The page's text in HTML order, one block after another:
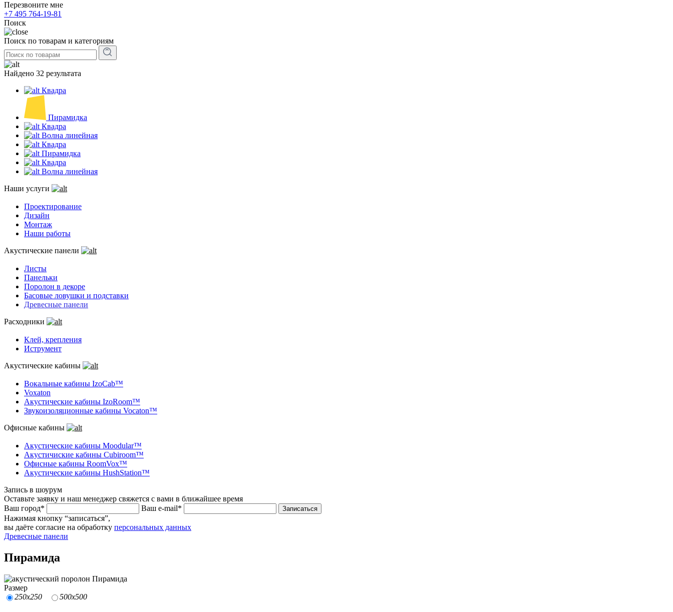
Перезвоните мне
+7 495 764-19-81
Поиск
Поиск по товарам и категориям
Найдено 32 результата
Квадра
Пирамидка
Квадра
Волна линейная
Квадра
Пирамидка
Квадра
Волна линейная
Наши услуги
Проектирование
Дизайн
Монтаж
Наши работы
Акустические панели
Листы
Панельки
Поролон в декоре
Басовые ловушки и подставки
Древесные панели
Расходники
Клей, крепления
Иструмент
Акустические кабины
Вокальные кабины IzoCab™
Voxaton
Акустические кабины IzoRoom™
Звукоизоляционные кабины Vocaton™
Офисные кабины
Акустические кабины Moodular™
Акустичиские кабины Cubiroom™
Офисные кабины RoomVox™
Акустические кабины HushStation™
Запись в шоурум
Оставьте заявку и наш менеджер свяжется с вами в ближайшее время
Ваш город*
Ваш e-mail* Записаться
Нажимая кнопку “записаться”,
вы даёте согласие на обработку персональных данных
Древесные панели
Пирамида
Размер
250x250
500х500